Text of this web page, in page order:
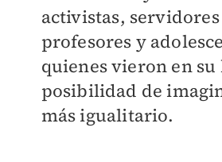
activistas,
profesores y
quienes vieron en su
posibilidad de
más igualitario.